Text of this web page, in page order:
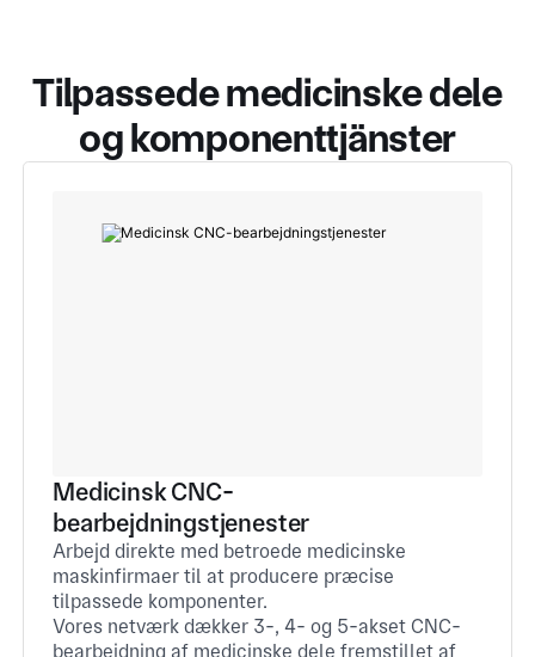
Tilpassede medicinske dele
Medicinsk CNC-
bearbejdningstjenester
Arbejd direkte med betroede medicinske
maskinfirmaer til at producere præcise
tilpassede komponenter.
Vores netværk dækker 3-, 4- og 5-akset CNC-
bearbejdning af medicinske dele fremstillet af